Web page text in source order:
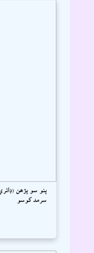
پنو سو پڙھن
سرمد کوسو